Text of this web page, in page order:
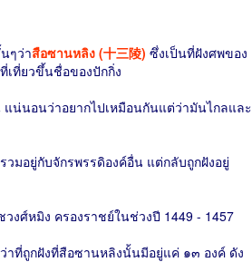
ๆว่าสือซานหลิง (十三陵) ซึ่งเป็นที่ฝังศพของ
เที่ยวขึ้นชื่อของปักกิ่ง
แน่นอนว่าอยากไปเหมือนกันแต่ว่ามันไกลและ
มอยู่กับจักรพรรดิองค์อื่น แต่กลับถูกฝังอยู่
งศ์หมิง ครองราชย์ในช่วงปี 1449 - 1457
าที่ถูกฝังที่สือซานหลิงนั้นมีอยู่แค่ ๑๓ องค์ ดัง